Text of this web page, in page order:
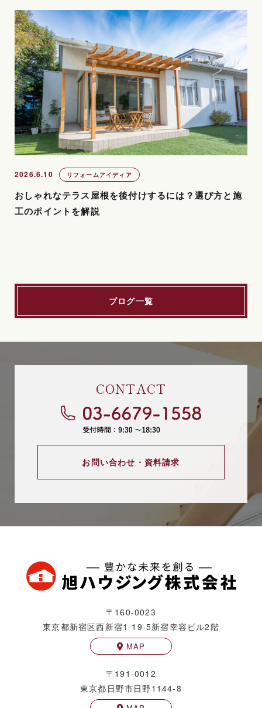
2026.6.10 リフォームアイディア
おしゃれなテラス屋根を後付けするには？選び方と施
工のポイントを解説
ブログ一覧
CONTACT
お問い合わせ・資料請求
〒160-0023
東京都新宿区西新宿1-19-5新宿幸容ビル2階
MAP
〒191-0012
東京都日野市日野1144-8